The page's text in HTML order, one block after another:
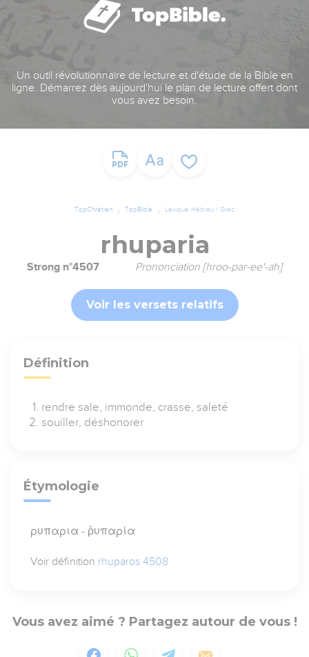
Un outil révolutionnaire de lecture et d'étude de la Bible en
ligne. Démarrez dès aujourd'hui le plan de lecture offert dont
vous avez besoin.
TopChrétien TopBible Lexique Hébreu / Grec
rhuparia
Strong n°4507 Prononciation [hroo-par-ee'-ah]
Voir les versets relatifs
Définition
rendre sale, immonde, crasse, saleté
souiller, déshonorer
Étymologie
ρυπαρια - ῥυπαρία
Voir définition rhuparos 4508
Vous avez aimé ? Partagez autour de vous !